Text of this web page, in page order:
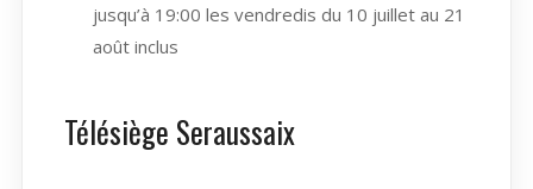
jusqu’à 19:00 les vendredis du 10 juillet au 21
août inclus
Télésiège Seraussaix